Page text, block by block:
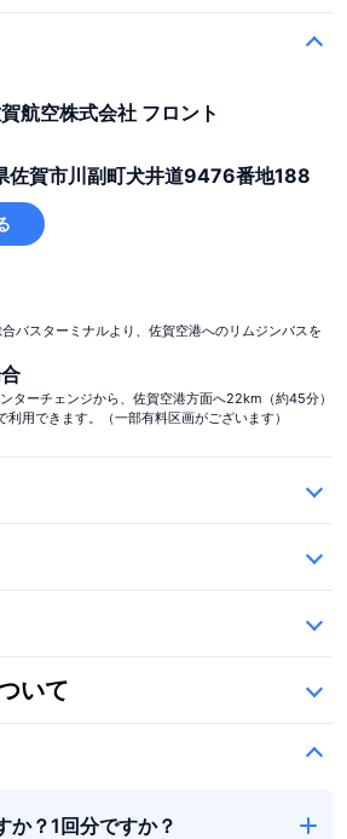
航空株式会社 フロント
佐賀市川副町犬井道9476番地188
バスターミナルより、佐賀空港へのリムジンバスを
ターチェンジから、佐賀空港方面へ22km（約45分）
用できます。（一部有料区画がございます）
会社
いて
か？1回分ですか？